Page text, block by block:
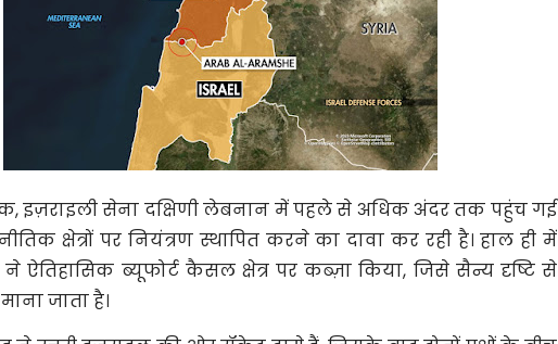
इज़राइली सेना दक्षिणी लेबनान में पहले से अधिक अंदर तक पहुंच गई
क्षेत्रों पर नियंत्रण स्थापित करने का दावा कर रही है। हाल ही में
ने ऐतिहासिक ब्यूफोर्ट कैसल क्षेत्र पर कब्ज़ा किया, जिसे सैन्य दृष्टि से
जाता है।